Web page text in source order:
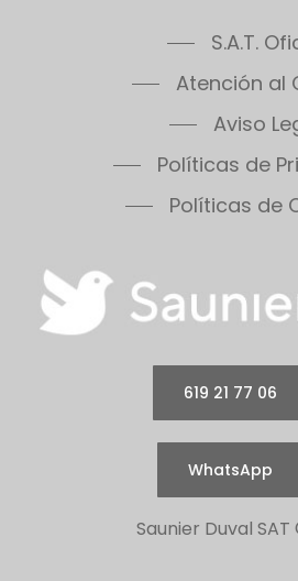
S.A.T.
Atención al
Aviso
Políticas de
Políticas de
619 21 77 06
WhatsApp
Saunier Duval